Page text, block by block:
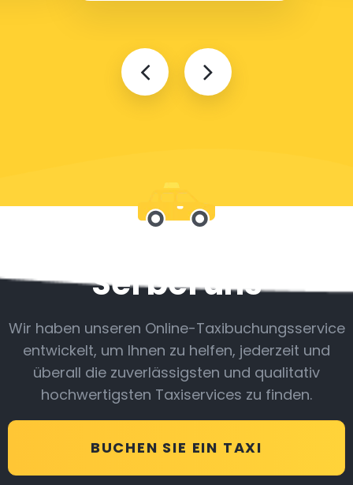
Sei bei uns
Wir haben unseren Online-Taxibuchungsservice
entwickelt, um Ihnen zu helfen, jederzeit und
überall die zuverlässigsten und qualitativ
hochwertigsten Taxiservices zu finden.
BUCHEN SIE EIN TAXI